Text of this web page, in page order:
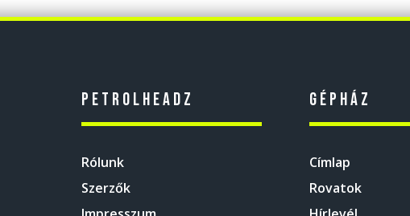
Petrolheadz
Rólunk
Szerzők
Gépház
Címlap
Rovatok